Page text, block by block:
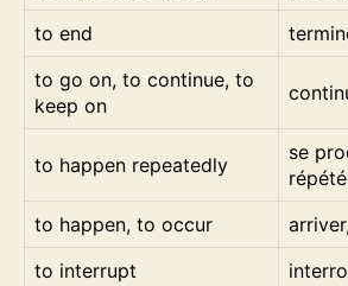
to end
to go on, to continue, to
keep on
to happen repeatedly
se
to happen, to occur
to interrupt